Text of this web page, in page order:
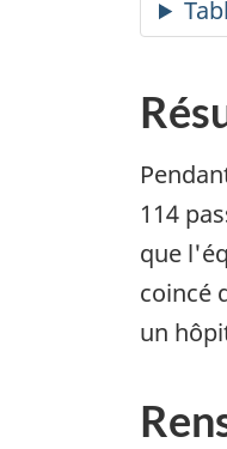
114
que
coincé
un